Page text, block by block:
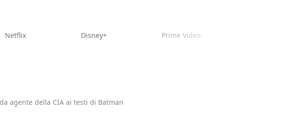
Netflix Disney+ Prime Video
agente della CIA ai testi di Batman